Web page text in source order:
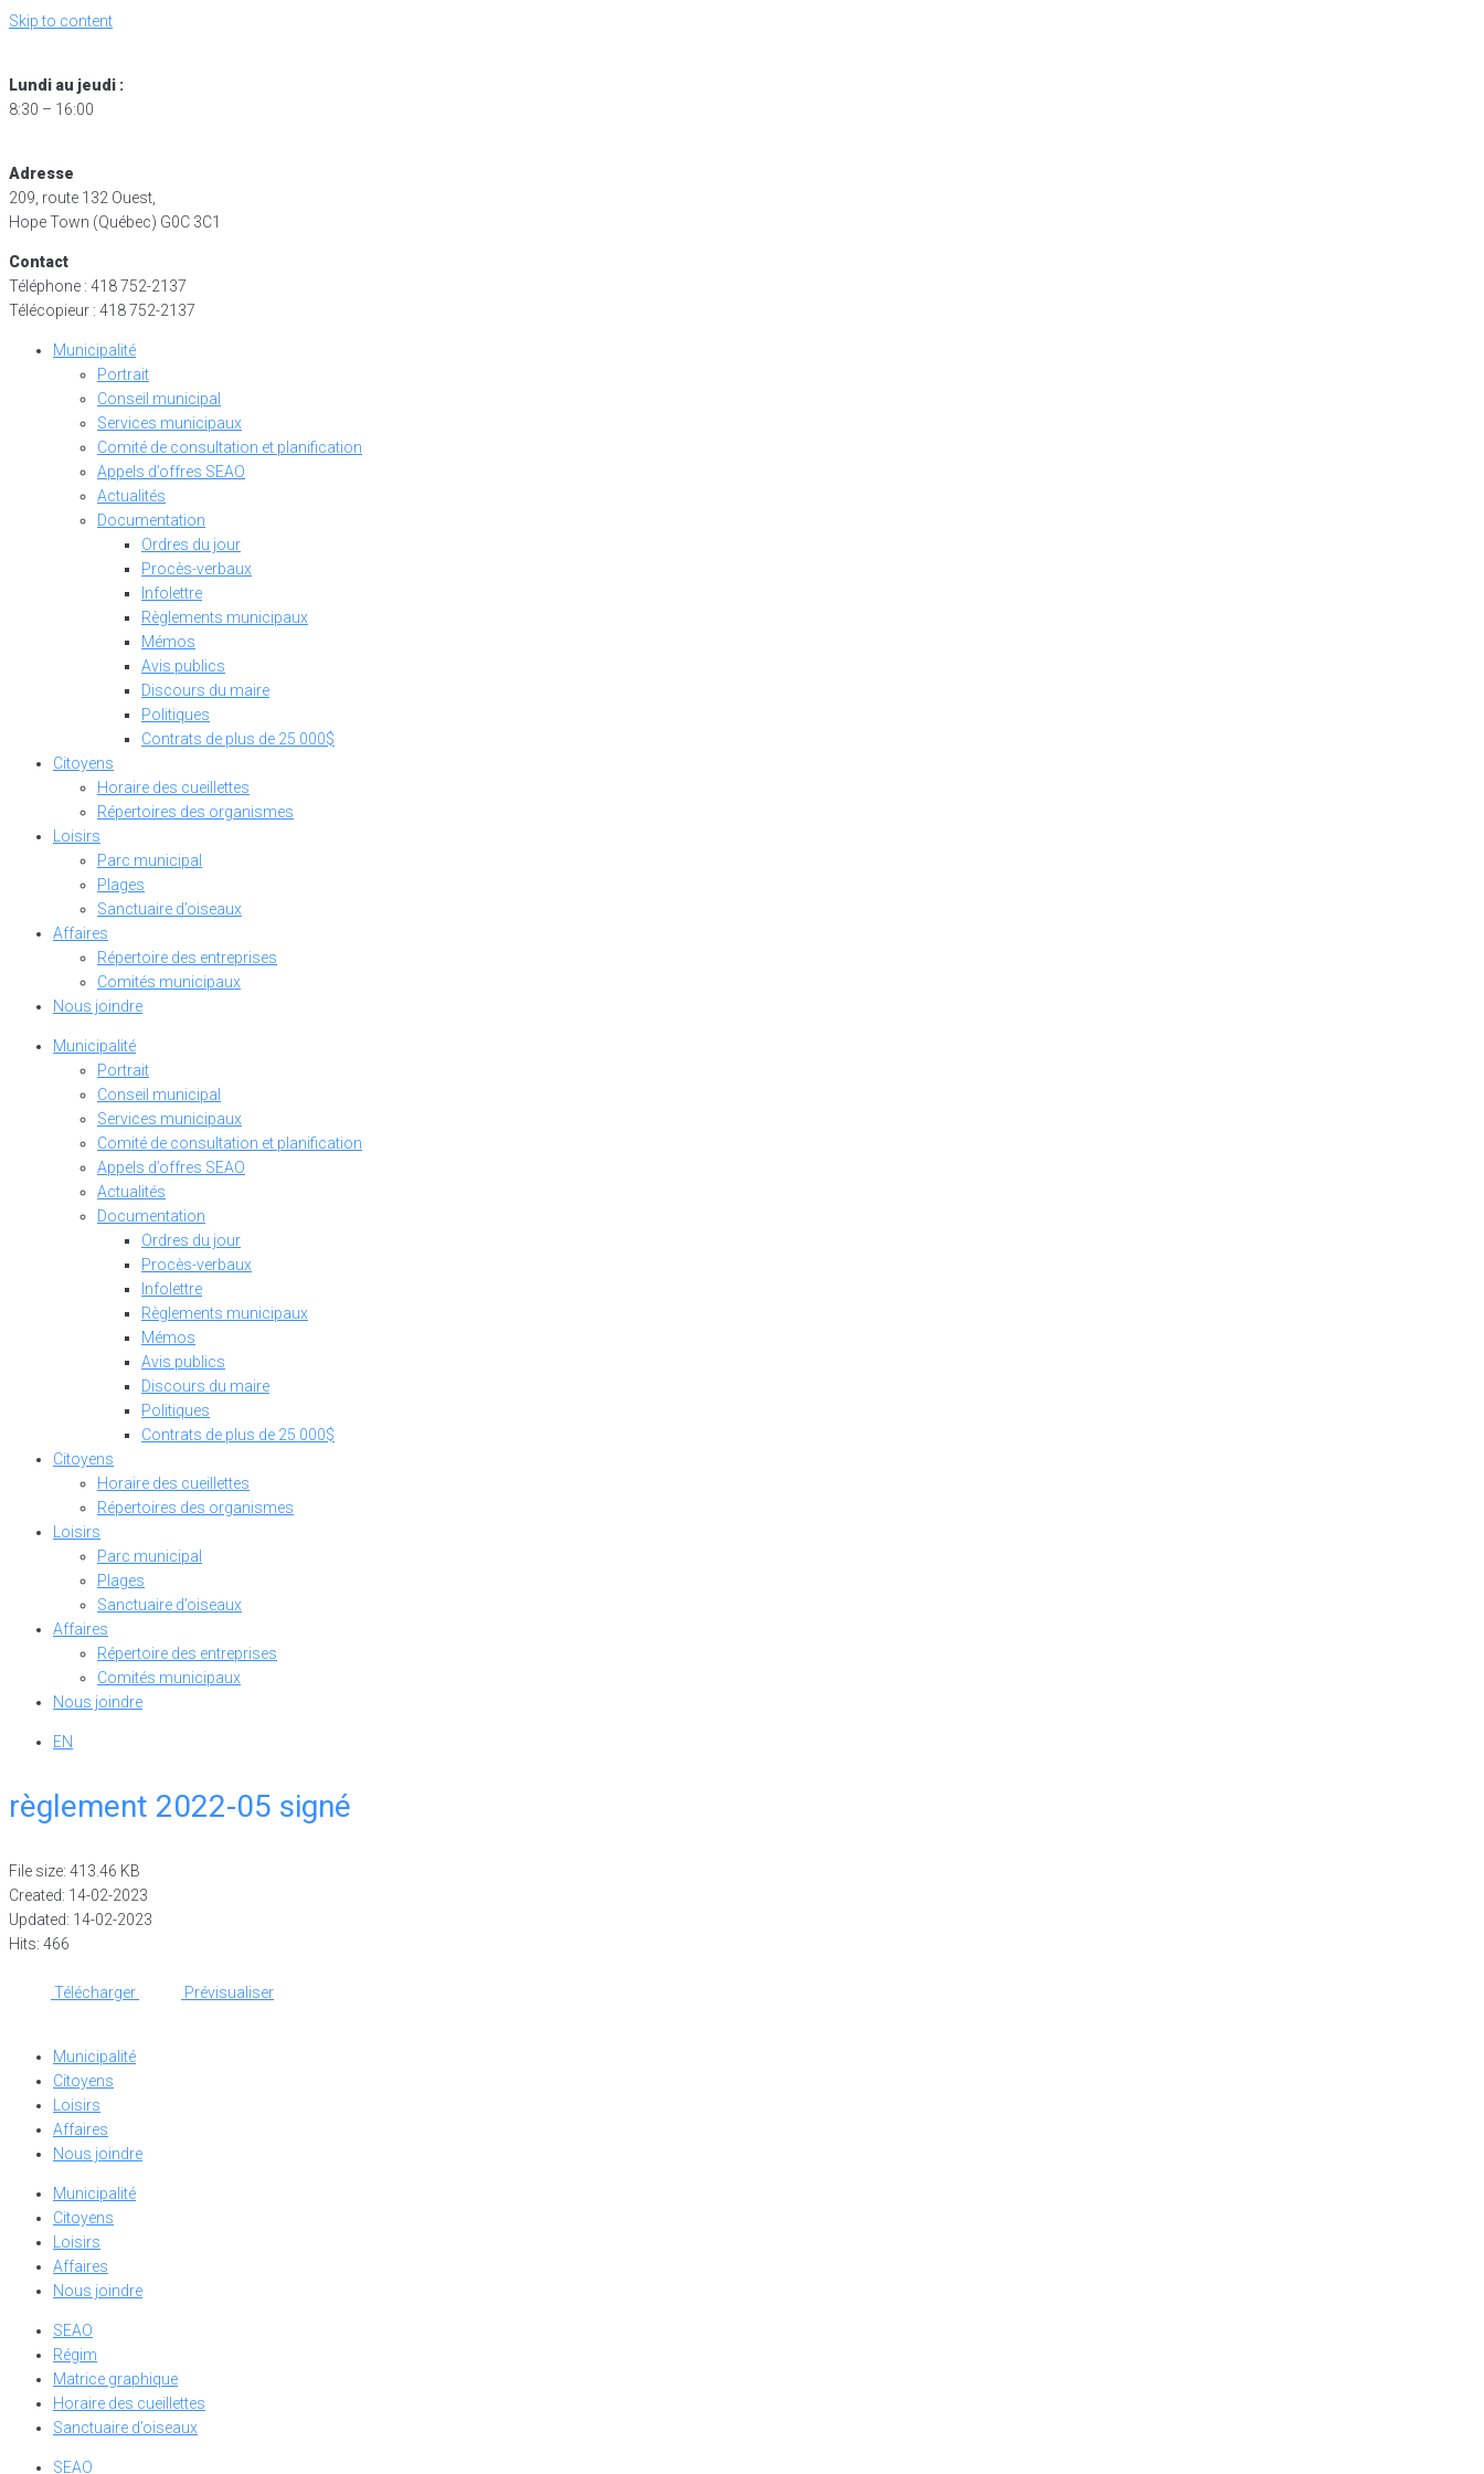
Skip to content
Lundi au jeudi :
8:30 – 16:00
Adresse
209, route 132 Ouest,
Hope Town (Québec) G0C 3C1
Contact
Téléphone : 418 752-2137
Télécopieur : 418 752-2137
Municipalité
Portrait
Conseil municipal
Services municipaux
Comité de consultation et planification
Appels d’offres SEAO
Actualités
Documentation
Ordres du jour
Procès-verbaux
Infolettre
Règlements municipaux
Mémos
Avis publics
Discours du maire
Politiques
Contrats de plus de 25 000$
Citoyens
Horaire des cueillettes
Répertoires des organismes
Loisirs
Parc municipal
Plages
Sanctuaire d’oiseaux
Affaires
Répertoire des entreprises
Comités municipaux
Nous joindre
Municipalité
Portrait
Conseil municipal
Services municipaux
Comité de consultation et planification
Appels d’offres SEAO
Actualités
Documentation
Ordres du jour
Procès-verbaux
Infolettre
Règlements municipaux
Mémos
Avis publics
Discours du maire
Politiques
Contrats de plus de 25 000$
Citoyens
Horaire des cueillettes
Répertoires des organismes
Loisirs
Parc municipal
Plages
Sanctuaire d’oiseaux
Affaires
Répertoire des entreprises
Comités municipaux
Nous joindre
EN
règlement 2022-05 signé
File size: 413.46 KB
Created: 14-02-2023
Updated: 14-02-2023
Hits: 466
Télécharger Prévisualiser
Municipalité
Citoyens
Loisirs
Affaires
Nous joindre
Municipalité
Citoyens
Loisirs
Affaires
Nous joindre
SEAO
Régim
Matrice graphique
Horaire des cueillettes
Sanctuaire d’oiseaux
SEAO